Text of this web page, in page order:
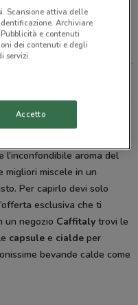
Quartiere Parioli
l’inconfondibile aroma del
migliori miscele in un
Per capirlo devi solo
esclusiva che ti
un negozio Caffitaly trovi le
capsule e cialde per
bevande calde come
Scansione attiva delle
Archiviare
e contenuti
dei contenuti e degli
servizi.
Accetto